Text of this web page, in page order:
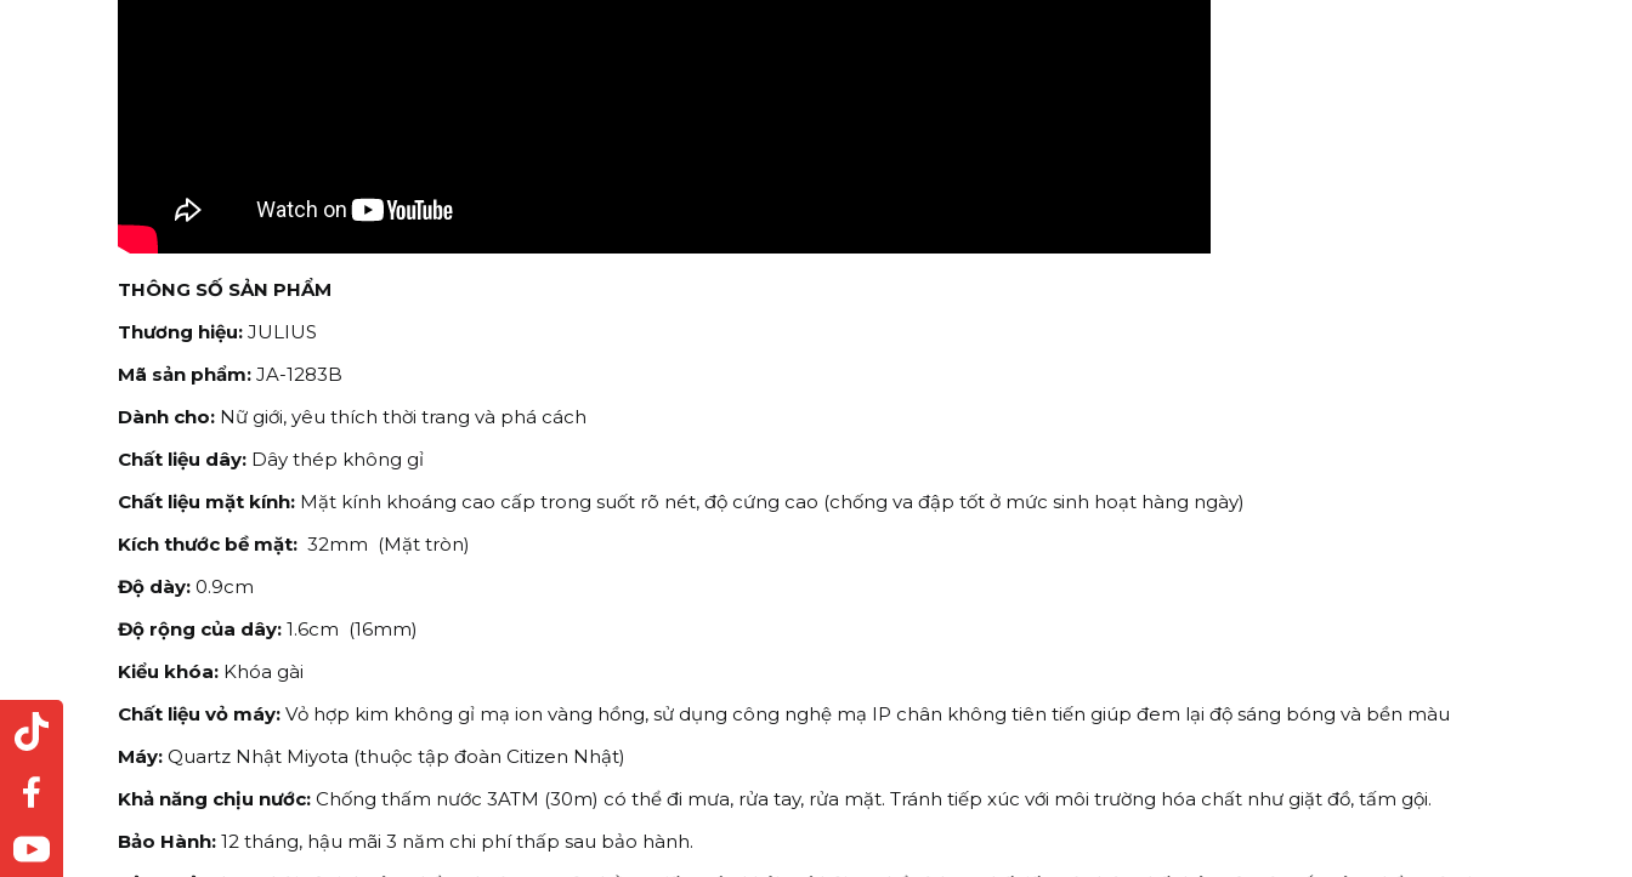
THÔNG SỐ SẢN PHẨM
Thương hiệu: JULIUS
Mã sản phẩm: JA-1283B
Dành cho: Nữ giới, yêu thích thời trang và phá cách
Chất liệu dây: Dây thép không gỉ
Chất liệu mặt kính: Mặt kính khoáng cao cấp trong suốt rõ nét, độ cứng cao (chống va đập tốt ở mức sinh hoạt hàng ngày)
Kích thước bề mặt: 32mm (Mặt tròn)
Độ dày: 0.9cm
Độ rộng của dây: 1.6cm (16mm)
Kiểu khóa: Khóa gài
Chất liệu vỏ máy: Vỏ hợp kim không gỉ mạ ion vàng hồng, sử dụng công nghệ mạ IP chân không tiên tiến giúp đem lại độ sáng bóng và bền màu
Máy: Quartz Nhật Miyota (thuộc tập đoàn Citizen Nhật)
Khả năng chịu nước: Chống thấm nước 3ATM (30m) có thể đi mưa, rửa tay, rửa mặt. Tránh tiếp xúc với môi trường hóa chất như giặt đồ, tấm gội.
Bảo Hành: 12 tháng, hậu mãi 3 năm chi phí thấp sau bảo hành.